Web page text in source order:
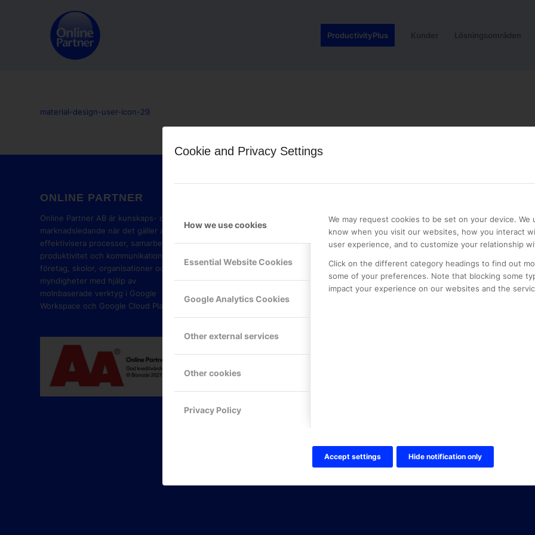
Cookie and Privacy Settings
How we use cookies
Essential Website Cookies
Google Analytics Cookies
Other external services
Other cookies
Privacy Policy
We may request cookies to be set on your device. We
know when you visit our websites, how you interact
user experience, and to customize your relationship
Click on the different category headings to find out
some of your preferences. Note that blocking some
impact your experience on our websites and the
Accept settings Hide notification only
ProductivityPlus Kunder Lösningsområden
material-design-user-icon-29
ONLINE PARTNER
Online Partner AB är kunskaps- och
marknadsledande när det gäller att
effektivisera processer, samarbete,
produktivitet och kommunikation i
företag, skolor, organisationer och
myndigheter med hjälp av
molnbaserade verktyg i Google
Workspace och Google Cloud Platform.
ONLINE PARTNER AB
Mejerivägen 3
117 61 Stockholm
Tel: 08-42 00 04 00
Hitta hit